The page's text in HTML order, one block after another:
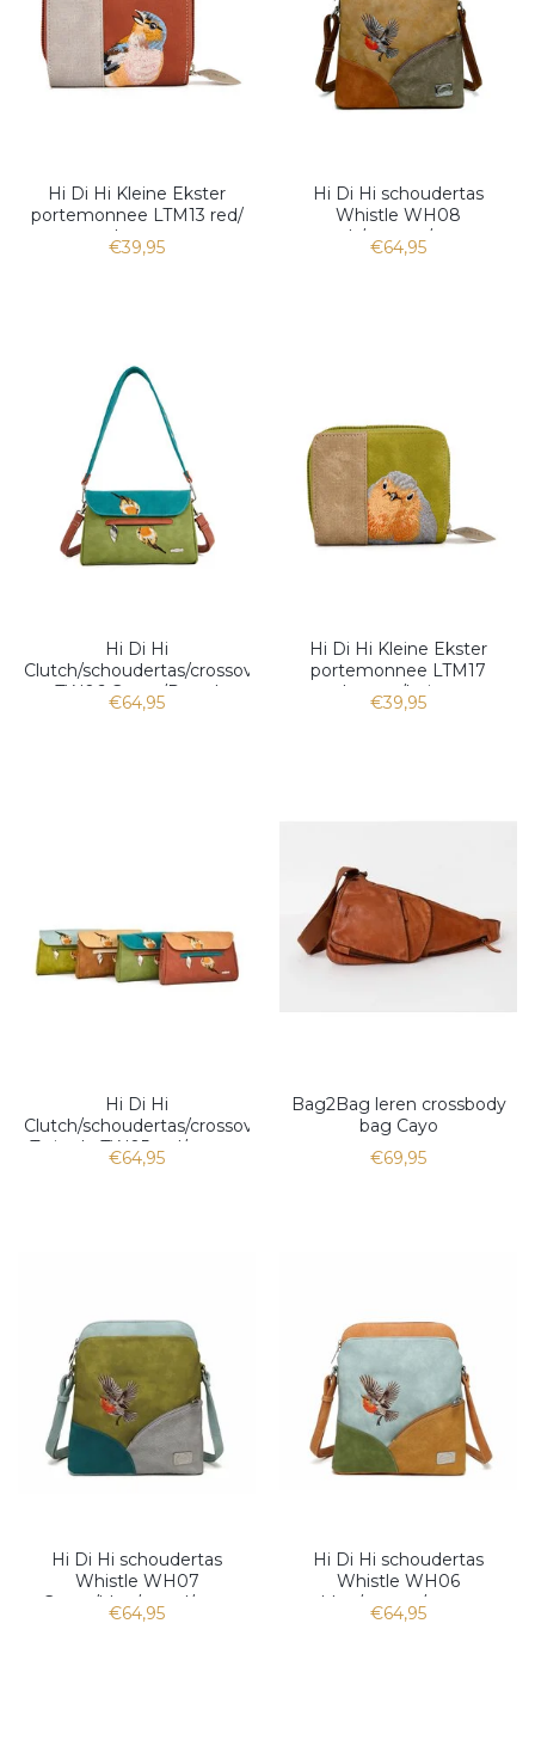
Hi Di Hi Kleine Ekster
portemonnee LTM13 red/
l.grey
€39,95
Hi Di Hi schoudertas
Whistle WH08
peach/cognac/orange
€64,95
Hi Di Hi
Clutch/schoudertas/crossoverTwiggle
TW06 Green/Petrol
€64,95
Hi Di Hi Kleine Ekster
portemonnee LTM17
l.green/beige
€39,95
Hi Di Hi
Clutch/schoudertas/crossover
Twiggle TW05 red/orange
€64,95
Bag2Bag leren crossbody
bag Cayo
€69,95
Hi Di Hi schoudertas
Whistle WH07
Green/blue/petrol/grey
€64,95
Hi Di Hi schoudertas
Whistle WH06
blue/orange/green
€64,95